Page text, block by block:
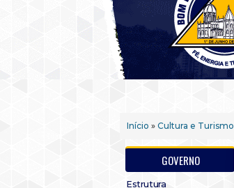
Início » Cultura e Turismo
GOVERNO
Estrutura